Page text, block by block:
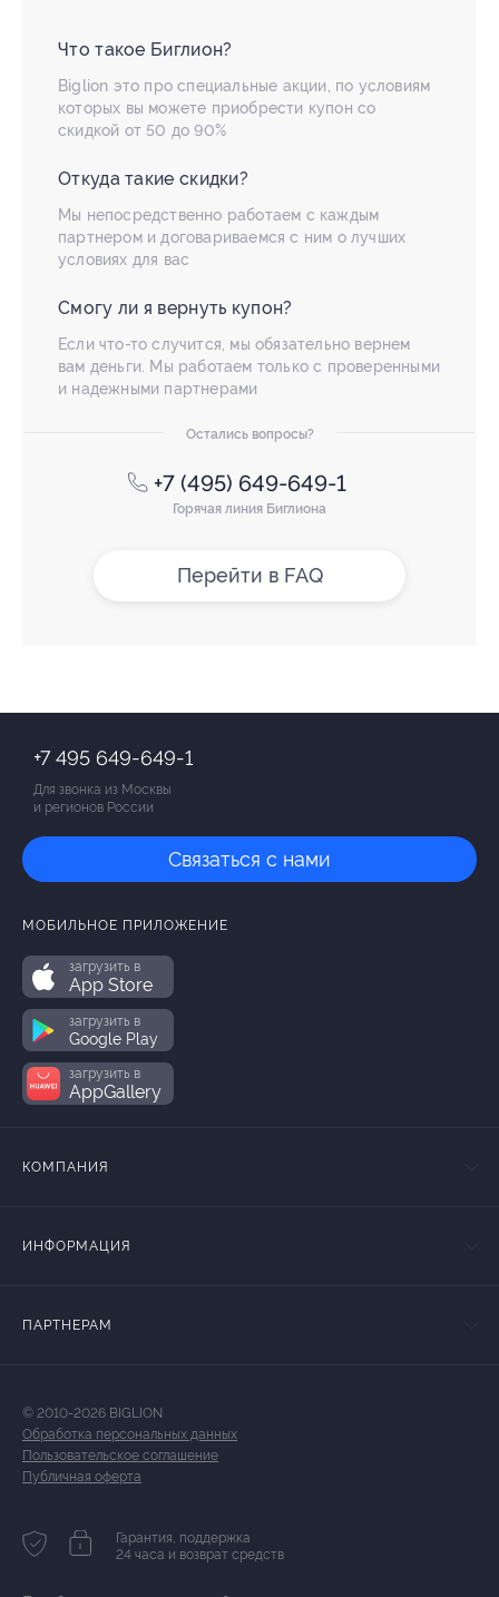
Что такое Биглион?
Biglion это про специальные акции, по условиям
которых вы можете приобрести купон со
скидкой от 50 до 90%
Откуда такие скидки?
Мы непосредственно работаем с каждым
партнером и договариваемся с ним о лучших
условиях для вас
Смогу ли я вернуть купон?
Если что-то случится, мы обязательно вернем
вам деньги. Мы работаем только с проверенными
и надежными партнерами
Остались вопросы?
+7 (495) 649-649-1
Горячая линия Биглиона
Перейти в FAQ
+7 495 649-649-1
Для звонка из Москвы
и регионов России
Связаться с нами
МОБИЛЬНОЕ ПРИЛОЖЕНИЕ
загрузить в
App Store
загрузить в
Google Play
загрузить в
AppGallery
КОМПАНИЯ
ИНФОРМАЦИЯ
ПАРТНЕРАМ
© 2010-2026 BIGLION
Обработка персональных данных
Пользовательское соглашение
Публичная оферта
Гарантия, поддержка
24 часа и возврат средств